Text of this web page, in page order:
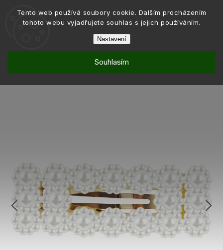
Tento web používá soubory cookie. Dalším procházením
tohoto webu vyjadřujete souhlas s jejich používáním.
Nastavení
Souhlasím
Móda Doplňky do vlasů Sponky do vlasů